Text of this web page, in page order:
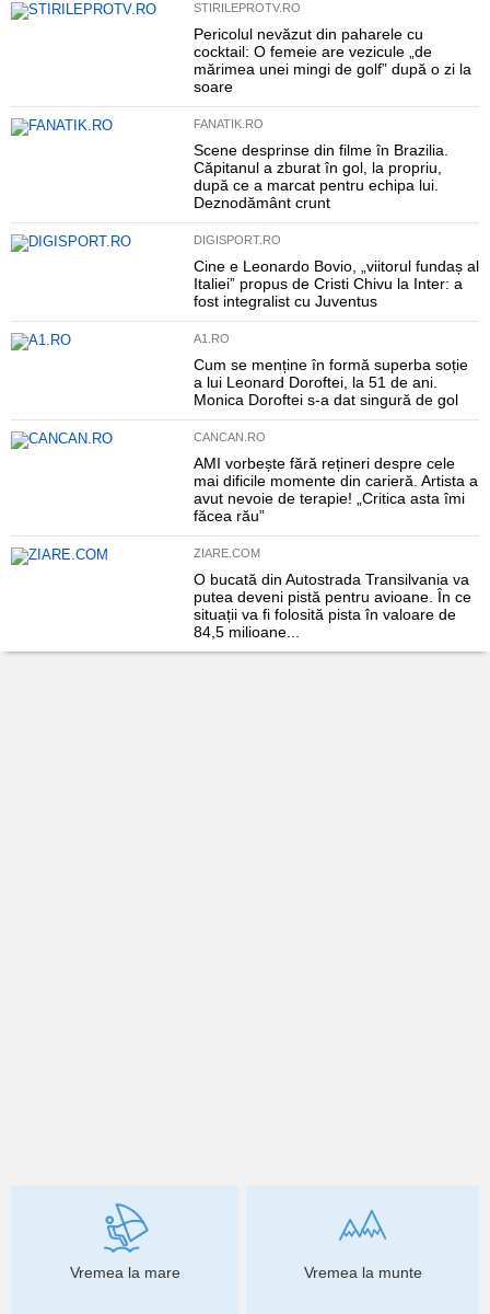
STIRILEPROTV.RO
Pericolul nevăzut din paharele cu
cocktail: O femeie are vezicule „de
mărimea unei mingi de golf” după o zi la
soare
FANATIK.RO
Scene desprinse din filme în Brazilia.
Căpitanul a zburat în gol, la propriu,
după ce a marcat pentru echipa lui.
Deznodământ crunt
DIGISPORT.RO
Cine e Leonardo Bovio, „viitorul fundaș al
Italiei” propus de Cristi Chivu la Inter: a
fost integralist cu Juventus
A1.RO
Cum se menține în formă superba soție
a lui Leonard Doroftei, la 51 de ani.
Monica Doroftei s-a dat singură de gol
CANCAN.RO
AMI vorbește fără rețineri despre cele
mai dificile momente din carieră. Artista a
avut nevoie de terapie! „Critica asta îmi
făcea rău”
ZIARE.COM
O bucată din Autostrada Transilvania va
putea deveni pistă pentru avioane. În ce
situații va fi folosită pista în valoare de
84,5 milioane...
Vremea la mare Vremea la munte